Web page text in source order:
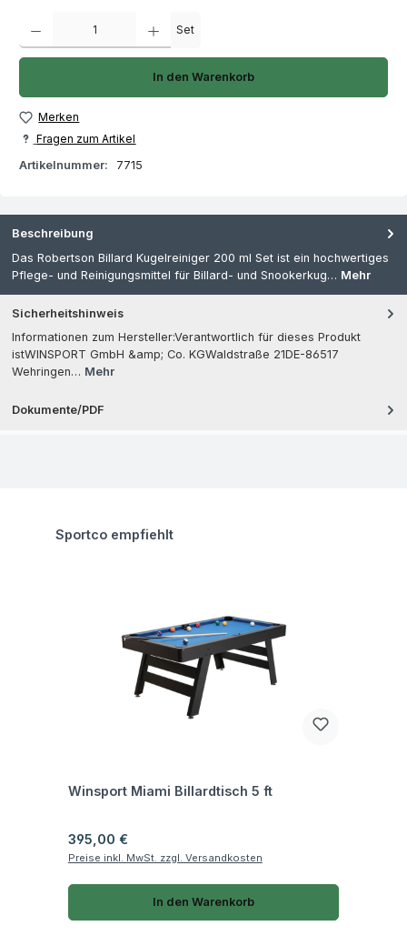
Set
In den Warenkorb
Merken
Fragen zum Artikel
Artikelnummer:
7715
Beschreibung
Das Robertson Billard Kugelreiniger 200 ml Set ist ein hochwertiges
Pflege- und Reinigungsmittel für Billard- und Snookerkug… Mehr
Sicherheitshinweis
Informationen zum Hersteller:Verantwortlich für dieses Produkt
istWINSPORT GmbH &amp; Co. KGWaldstraße 21DE-86517
Wehringen… Mehr
Dokumente/PDF
Produktgalerie überspringen
Sportco empfiehlt
Winsport Miami Billardtisch 5 ft
Regulärer Preis:
395,00 €
Preise inkl. MwSt. zzgl. Versandkosten
In den Warenkorb